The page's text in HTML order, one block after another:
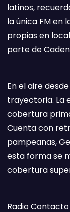
latinos,
la única FM en
propias en
parte de
En el aire
trayectoria. La
cobertura
Cuenta con
pampeanas,
esta forma se
cobertura
Radio Contacto